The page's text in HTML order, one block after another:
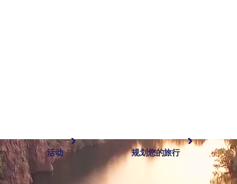
最受欢迎目的地 内陆和户外
活动
旅行者类型 精选榜单
规划您的旅行
实用信息